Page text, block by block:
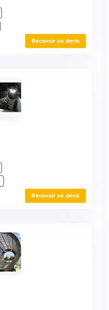
Recevoir un devis
Recevoir un devis